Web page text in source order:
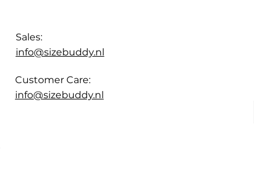
Sales:
info@sizebuddy.nl
Customer Care:
info@sizebuddy.nl